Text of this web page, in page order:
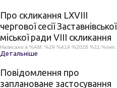
Про скликання LХVІІІ
чергової сесії Заставнівської
міської ради VIII скликання
Написано в %AM, %29 %414 %2026 %11:%лип.
Детальніше
Повідомлення про
заплановане застосування